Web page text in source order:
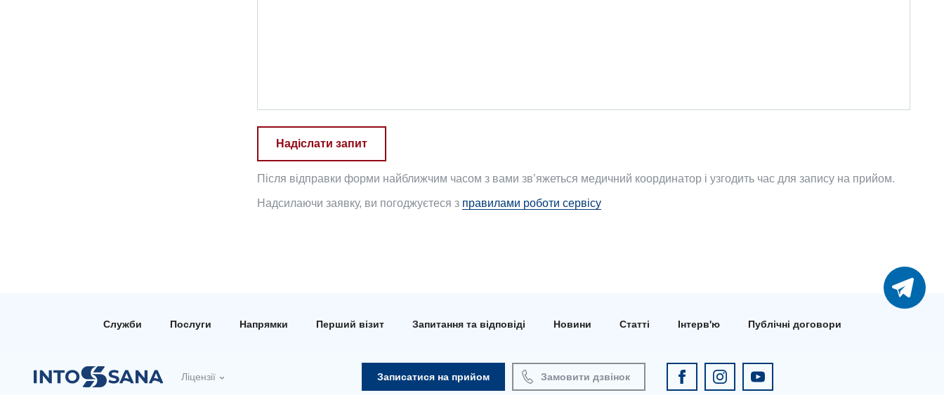
Надіслати запит
Після відправки форми найближчим часом з вами зв’яжеться медичний координатор і узгодить час для запису на прийом.
Надсилаючи заявку, ви погоджуєтеся з правилами роботи сервісу
Служби Послуги Напрямки Перший візит Запитання та відповіді Новини Статті Інтерв'ю Публічні договори
Ліцензії Записатися на прийом Замовити дзвінок